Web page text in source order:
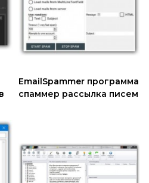
EmailSpammer программа
спаммер рассылка писем